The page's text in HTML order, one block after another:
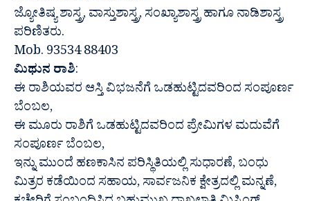
ಜ್ಯೋತಿಷ್ಯ ಶಾಸ್ತ್ರ, ವಾಸ್ತುಶಾಸ್ತ್ರ, ಸಂಖ್ಯಾಶಾಸ್ತ್ರ ಹಾಗೂ ನಾಡಿಶಾಸ್ತ್ರ
ಪರಿಣಿತರು.
Mob. 93534 88403
ಮಿಥುನ ರಾಶಿ:
ಈ ರಾಶಿಯವರ ಆಸ್ತಿ ವಿಭಜನೆಗೆ ಒಡಹುಟ್ಟಿದವರಿಂದ ಸಂಪೂರ್ಣ
ಬೆಂಬಲ,
ಈ ಮೂರು ರಾಶಿಗೆ ಒಡಹುಟ್ಟಿದವರಿಂದ ಪ್ರೇಮಿಗಳ ಮದುವೆಗೆ
ಸಂಪೂರ್ಣ ಬೆಂಬಲ,
ಇನ್ನು ಮುಂದೆ ಹಣಕಾಸಿನ ಪರಿಸ್ಥಿತಿಯಲ್ಲಿ ಸುಧಾರಣೆ, ಬಂಧು
ಮಿತ್ರರ ಕಡೆಯಿಂದ ಸಹಾಯ, ಸಾರ್ವಜನಿಕ ಕ್ಷೇತ್ರದಲ್ಲಿ ಮನ್ನಣೆ,